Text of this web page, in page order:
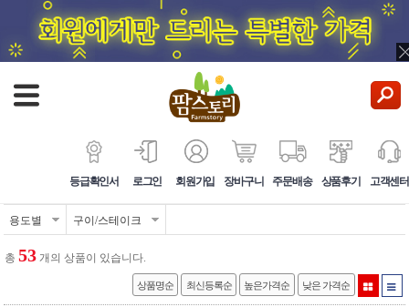
등급확인서 로그인 회원가입 장바구니 주문배송 상품후기 고객센터
용도별 구이/스테이크
총53 개의 상품이 있습니다.
상품명순 최신등록순 높은가격순 낮은 가격순